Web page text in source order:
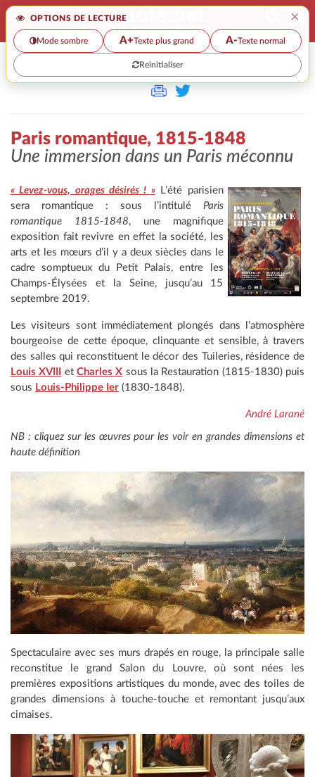
OPTIONS DE LECTURE ×
Mode sombre A+Texte plus grand A-Texte normal
Reinitialiser
>>
Paris romantique, 1815-1848
Une immersion dans un Paris méconnu
« Levez-vous, orages désirés ! »L’été parisien
sera romantique : sous l’intitulé Paris
romantique 1815-1848, une magnifique
exposition fait revivre en effet la société, les
arts et les mœurs d’il y a deux siècles dans le
cadre somptueux du Petit Palais, entre les
Champs-Élysées et la Seine, jusqu’au 15
septembre 2019.
Les visiteurs sont immédiatement plongés dans l’atmosphère
bourgeoise de cette époque, clinquante et sensible, à travers
des salles qui reconstituent le décor des Tuileries, résidence de
Louis XVIII
etCharles X sous la Restauration (1815-1830) puis
sous Louis-Philippe Ier (1830-1848).
André Larané
NB : cliquez sur les œuvres pour les voir en grandes dimensions et
haute définition
Spectaculaire avec ses murs drapés en rouge, la principale salle
reconstitue le grand Salon du Louvre, où sont nées les
premières expositions artistiques du monde, avec des toiles de
grandes dimensions à touche-touche et remontant jusqu’aux
cimaises.